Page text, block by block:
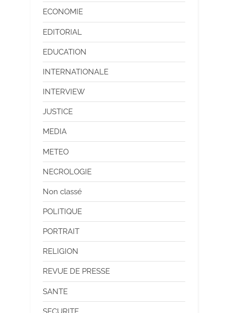
ECONOMIE
EDITORIAL
EDUCATION
INTERNATIONALE
INTERVIEW
JUSTICE
MEDIA
METEO
NECROLOGIE
Non classé
POLITIQUE
PORTRAIT
RELIGION
REVUE DE PRESSE
SANTE